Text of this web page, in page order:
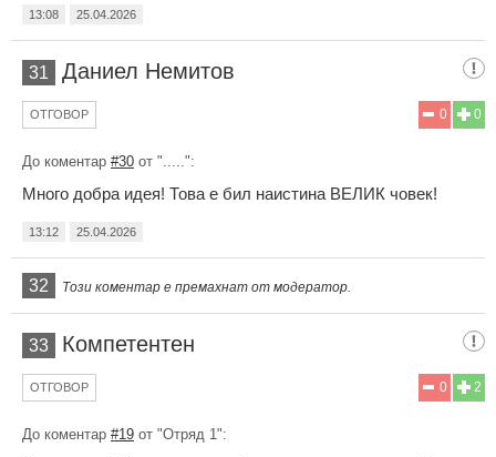
13:08 25.04.2026
31 Даниел Немитов
0
0
ОТГОВОР
До коментар #30 от ".....":
Много добра идея! Това е бил наистина ВЕЛИК човек!
13:12 25.04.2026
32 Този коментар е премахнат от модератор.
33 Компетентен
2
0
ОТГОВОР
До коментар #19 от "Отряд 1":